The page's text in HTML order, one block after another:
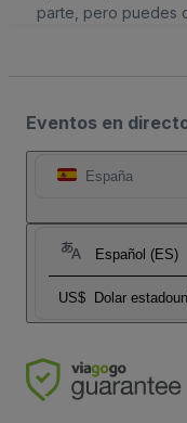
parte, pero puedes
Eventos en
España
Español (ES)
US$ Dolar